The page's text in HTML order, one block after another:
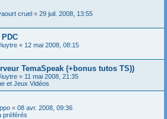
cruel « 29 juil. 2008, 13:55
« 12 mai 2008, 08:15
TemaSpeak (+bonus tutos TS))
« 11 mai 2008, 21:35
et Jeux Vidéos
« 08 avr. 2008, 09:36
préférés